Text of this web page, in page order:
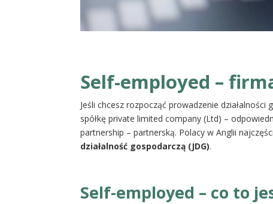
Self-employed –
Jeśli chcesz rozpocząć prowadzenie
spółkę private limited company (Ltd) –
partnership – partnerską. Polacy w Anglii
działalność gospodarczą (JDG).
Self-employed – co to